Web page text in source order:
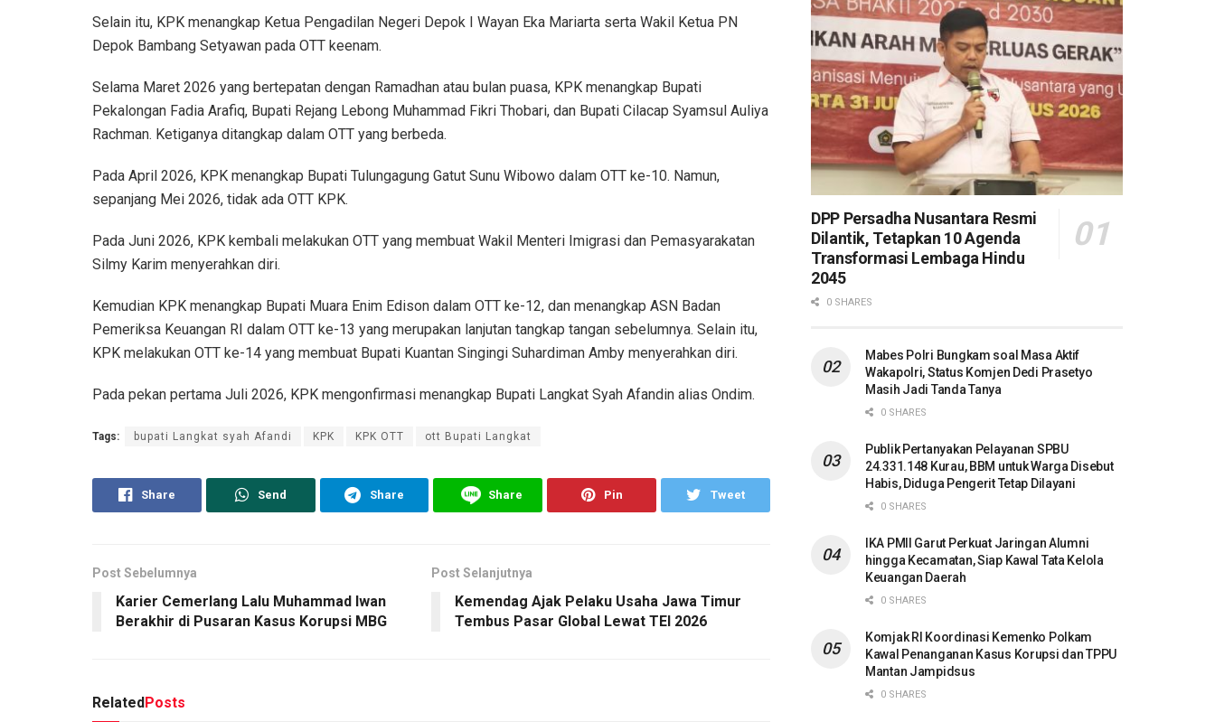
Selain itu, KPK menangkap Ketua Pengadilan Negeri Depok I Wayan Eka Mariarta serta Wakil Ketua PN
Depok Bambang Setyawan pada OTT keenam.
Selama Maret 2026 yang bertepatan dengan Ramadhan atau bulan puasa, KPK menangkap Bupati
Pekalongan Fadia Arafiq, Bupati Rejang Lebong Muhammad Fikri Thobari, dan Bupati Cilacap Syamsul Auliya
Rachman. Ketiganya ditangkap dalam OTT yang berbeda.
Pada April 2026, KPK menangkap Bupati Tulungagung Gatut Sunu Wibowo dalam OTT ke-10. Namun,
sepanjang Mei 2026, tidak ada OTT KPK.
Pada Juni 2026, KPK kembali melakukan OTT yang membuat Wakil Menteri Imigrasi dan Pemasyarakatan
Silmy Karim menyerahkan diri.
Kemudian KPK menangkap Bupati Muara Enim Edison dalam OTT ke-12, dan menangkap ASN Badan
Pemeriksa Keuangan RI dalam OTT ke-13 yang merupakan lanjutan tangkap tangan sebelumnya. Selain itu,
KPK melakukan OTT ke-14 yang membuat Bupati Kuantan Singingi Suhardiman Amby menyerahkan diri.
Pada pekan pertama Juli 2026, KPK mengonfirmasi menangkap Bupati Langkat Syah Afandin alias Ondim.
Tags: bupati Langkat syah Afandi KPK KPK OTT ott Bupati Langkat
Share Send Share Share Pin Tweet
Post Sebelumnya
Karier Cemerlang Lalu Muhammad Iwan
Berakhir di Pusaran Kasus Korupsi MBG
Post Selanjutnya
Kemendag Ajak Pelaku Usaha Jawa Timur
Tembus Pasar Global Lewat TEI 2026
Related Posts
DPP Persadha Nusantara Resmi
Dilantik, Tetapkan 10 Agenda
Transformasi Lembaga Hindu
2045
0 SHARES
Mabes Polri Bungkam soal Masa Aktif
Wakapolri, Status Komjen Dedi Prasetyo
Masih Jadi Tanda Tanya
0 SHARES
Publik Pertanyakan Pelayanan SPBU
24.331.148 Kurau, BBM untuk Warga Disebut
Habis, Diduga Pengerit Tetap Dilayani
0 SHARES
IKA PMII Garut Perkuat Jaringan Alumni
hingga Kecamatan, Siap Kawal Tata Kelola
Keuangan Daerah
0 SHARES
Komjak RI Koordinasi Kemenko Polkam
Kawal Penanganan Kasus Korupsi dan TPPU
Mantan Jampidsus
0 SHARES